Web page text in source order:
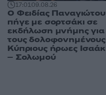
17:0109.08.26
Ο Φειδίας Παναγιώτου
πήγε με σορτσάκι σε
εκδήλωση μνήμης για
τους δολοφονημένους
Κύπριους ήρωες Ισαάκ
– Σολωμού